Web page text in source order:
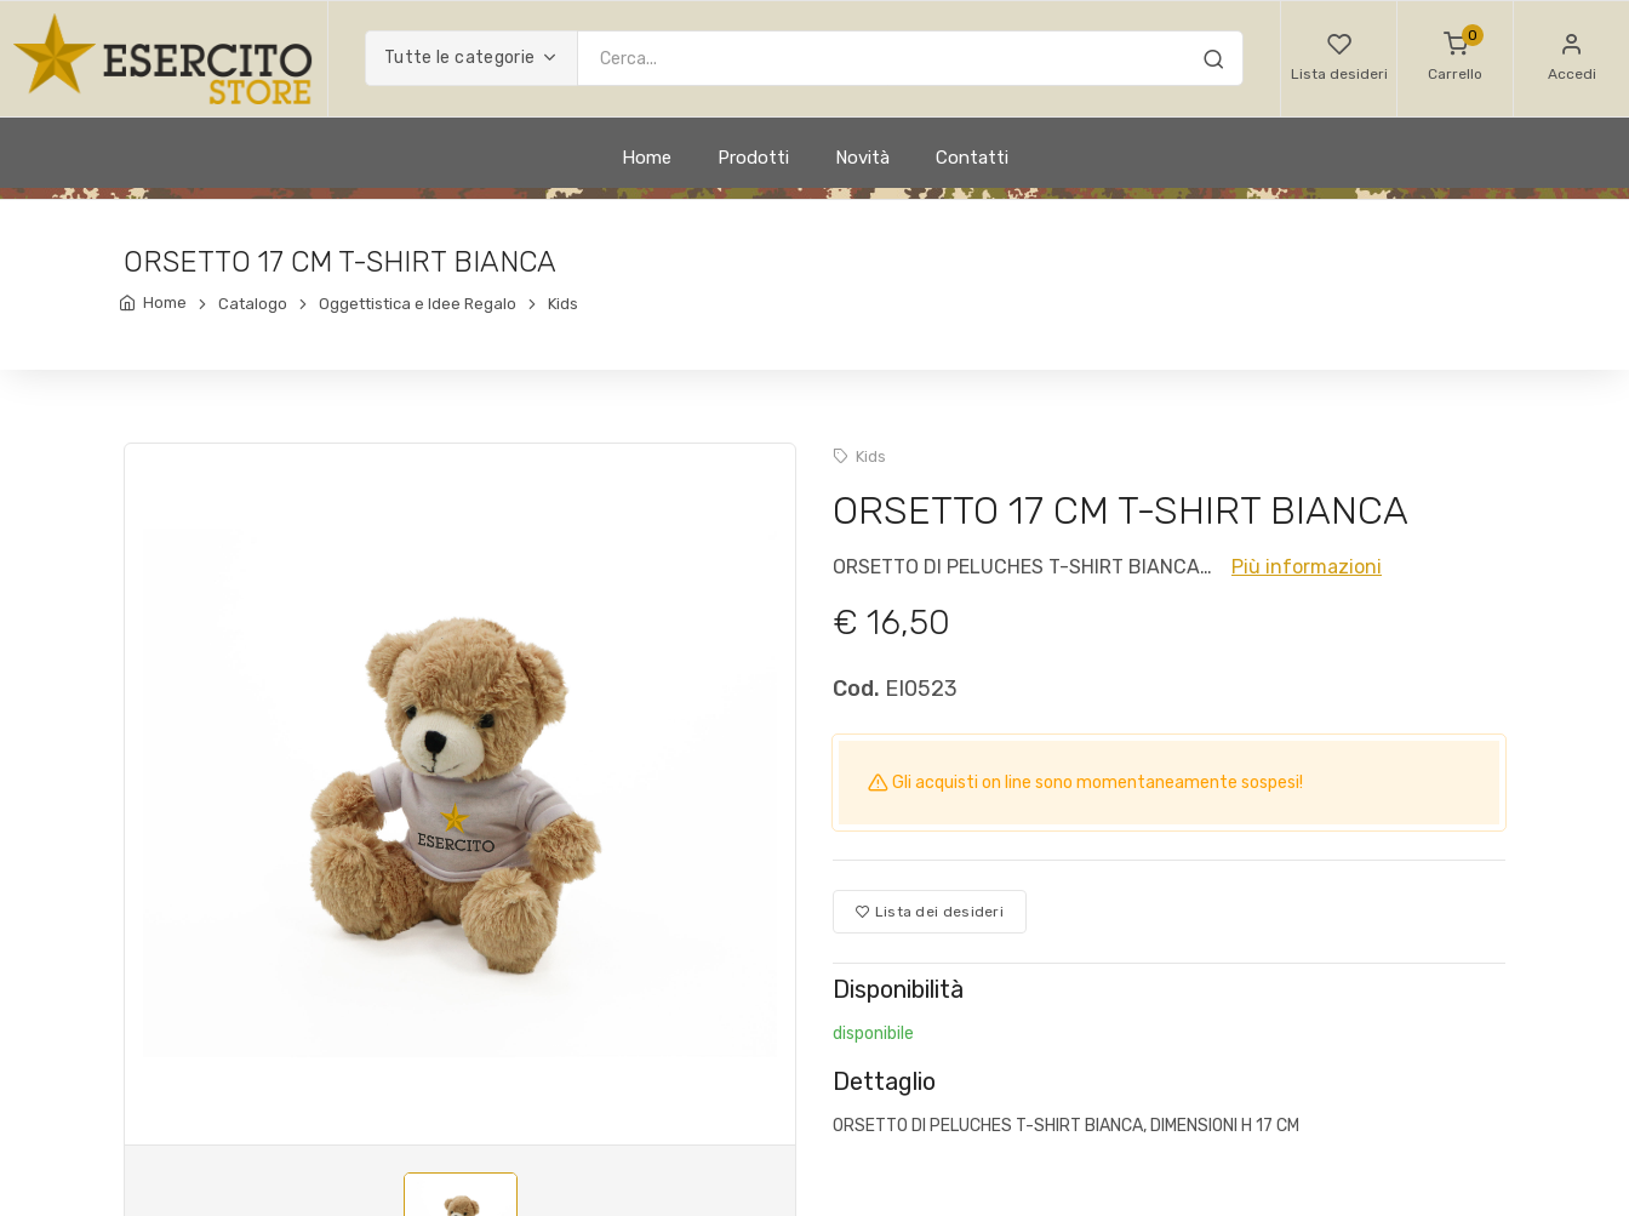
Tutte le categorie
Lista desideri
0
Carrello Accedi
Home Prodotti Novità Contatti
ORSETTO 17 CM T-SHIRT BIANCA
Home Catalogo Oggettistica e Idee Regalo Kids
Kids
ORSETTO 17 CM T-SHIRT BIANCA
ORSETTO DI PELUCHES T-SHIRT BIANCA… Più informazioni
€ 16,50
Cod. EI0523
Gli acquisti on line sono momentaneamente sospesi!
Lista dei desideri
Disponibilità
disponibile
Dettaglio
ORSETTO DI PELUCHES T-SHIRT BIANCA, DIMENSIONI H 17 CM